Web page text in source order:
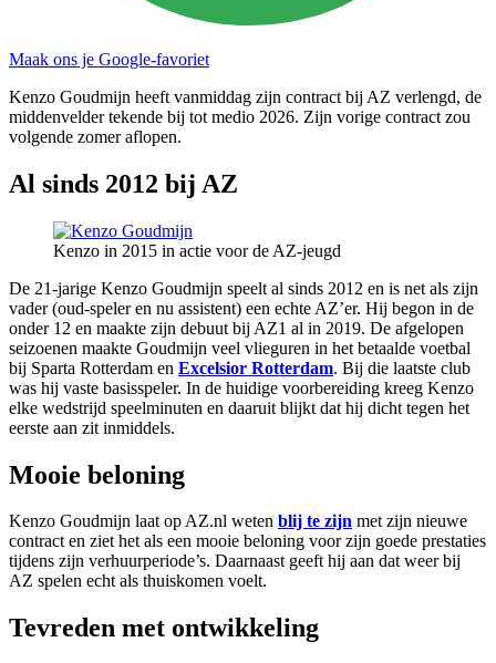
Maak ons je Google-favoriet
Kenzo Goudmijn heeft vanmiddag zijn contract bij AZ verlengd, de
middenvelder tekende bij tot medio 2026. Zijn vorige contract zou
volgende zomer aflopen.
Al sinds 2012 bij AZ
Kenzo in 2015 in actie voor de AZ-jeugd
De 21-jarige Kenzo Goudmijn speelt al sinds 2012 en is net als zijn
vader (oud-speler en nu assistent) een echte AZ’er. Hij begon in de
onder 12 en maakte zijn debuut bij AZ1 al in 2019. De afgelopen
seizoenen maakte Goudmijn veel vlieguren in het betaalde voetbal
bij Sparta Rotterdam en Excelsior Rotterdam. Bij die laatste club
was hij vaste basisspeler. In de huidige voorbereiding kreeg Kenzo
elke wedstrijd speelminuten en daaruit blijkt dat hij dicht tegen het
eerste aan zit inmiddels.
Mooie beloning
Kenzo Goudmijn laat op AZ.nl weten blij te zijn met zijn nieuwe
contract en ziet het als een mooie beloning voor zijn goede prestaties
tijdens zijn verhuurperiode’s. Daarnaast geeft hij aan dat weer bij
AZ spelen echt als thuiskomen voelt.
Tevreden met ontwikkeling